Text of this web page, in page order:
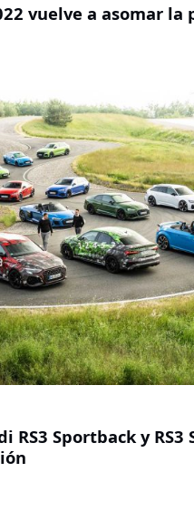
vuelve a asomar
RS3 Sportback y RS3